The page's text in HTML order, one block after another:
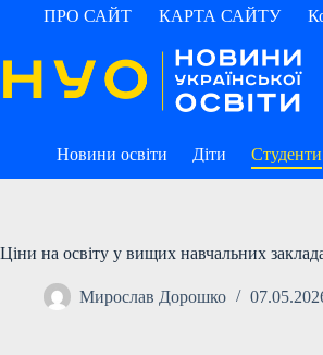
ПерейтиПРО САЙТ КАРТА САЙТУ
Новини освіти Діти Студенти
Ціни на освіту у вищих навчальних
Мирослав Дорошко